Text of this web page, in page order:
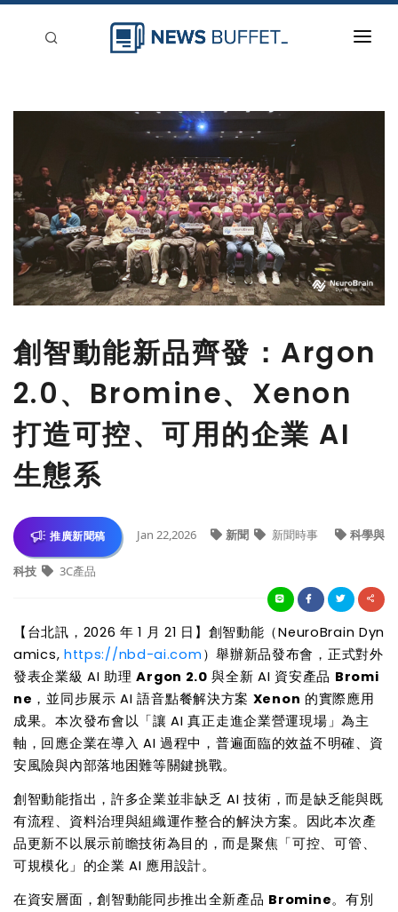
創智動能新品齊發：Argon
2.0、Bromine、Xenon
打造可控、可用的企業 AI
生態系
推廣新聞稿 Jan 22,2026 新聞 新聞時事 科學與
科技 3C產品
【台北訊，2026 年 1 月 21 日】創智動能（NeuroBrain Dyn
amics, https://nbd-ai.com ）舉辦新品發布會，正式對外
發表企業級 AI 助理Argon 2.0 與全新 AI 資安產品 Bromi
ne ，並同步展示 AI 語音點餐解決方案 Xenon 的實際應用
成果。本次發布會以「讓 AI 真正走進企業營運現場」為主
軸，回應企業在導入 AI 過程中，普遍面臨的效益不明確、資
安風險與內部落地困難等關鍵挑戰。
創智動能指出，許多企業並非缺乏 AI 技術，而是缺乏能與既
有流程、資料治理與組織運作整合的解決方案。因此本次產
品更新不以展示前瞻技術為目的，而是聚焦「可控、可管、
可規模化」的企業 AI 應用設計。
在資安層面，創智動能同步推出全新產品 Bromine。有別